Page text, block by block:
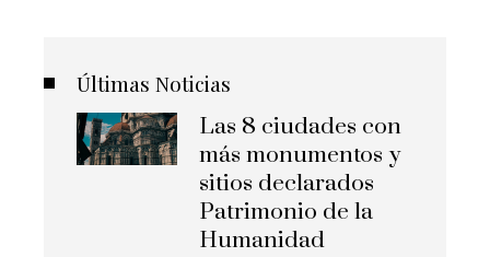
Últimas Noticias
Las 8 ciudades con
más monumentos y
sitios declarados
Patrimonio de la
Humanidad